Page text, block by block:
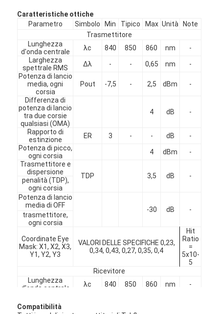
Casa
Prodotti
Circa noi
Giro della fabbrica
Controllo di qualità
Contattici
Notizie
Parla adesso.
WDM MUX DEMUX
separatore a fibra ottica del plc
condensa)
Caratteristiche ottiche
Parametro
Simbolo Min Tipico Max Unità
Note
Trasmettitore
Lunghezza
d'onda centrale
λc 840 850 860 nm
-
Larghezza
spettrale RMS
∆λ - - 0,65 nm
-
Potenza di lancio
media, ogni
corsia
Pout -7,5 - 2,5 dBm -
Differenza di
potenza di lancio
tra due corsie
qualsiasi (OMA)
4 dB -
Rapporto di
estinzione
ER 3 - - dB
-
Potenza di picco,
ogni corsia
4 dBm
-
Trasmettitore e
dispersione
TDP 3,5 dB -
penalità (TDP),
ogni corsia
Potenza di lancio
media di OFF
-30 dB -
trasmettitore,
ogni corsia
Coordinate Eye
Mask: X1, X2, X3,
Y1, Y2, Y3
VALORI DELLE SPECIFICHE 0,23,
0,34, 0,43, 0,27, 0,35, 0,4
Hit
Ratio
=
5x10-
5
Ricevitore
Lunghezza
d'onda centrale
λc 840 850 860 nm
-
ricevitore
sollecitato in
Compatibilità